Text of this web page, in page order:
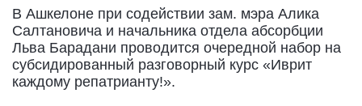
В Ашкелоне при содействии зам. мэра Алика
Салтановича и начальника отдела абсорбции
Льва Барадани проводится очередной набор на
субсидированный разговорный курс «Иврит
каждому репатрианту!».